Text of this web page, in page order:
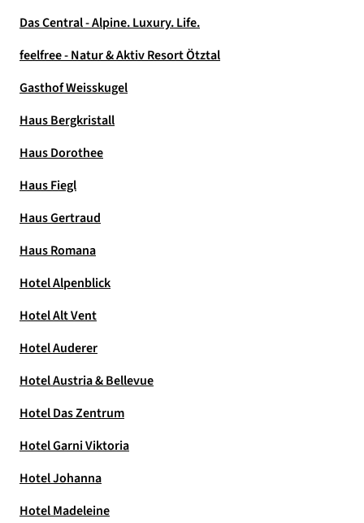
Das Central - Alpine. Luxury. Life.
feelfree - Natur & Aktiv Resort Ötztal
Gasthof Weisskugel
Haus Bergkristall
Haus Dorothee
Haus Fiegl
Haus Gertraud
Haus Romana
Hotel Alpenblick
Hotel Alt Vent
Hotel Auderer
Hotel Austria & Bellevue
Hotel Das Zentrum
Hotel Garni Viktoria
Hotel Johanna
Hotel Madeleine